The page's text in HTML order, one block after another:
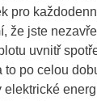
pro
že jste
uvnitř
to po celou